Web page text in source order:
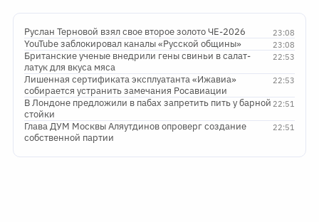
23:08
Руслан Терновой взял свое второе золото ЧЕ-2026
23:08
YouTube заблокировал каналы «Русской общины»
22:53
Британские ученые внедрили гены свиньи в салат-
латук для вкуса мяса
22:53
Лишенная сертификата эксплуатанта «Ижавиа»
собирается устранить замечания Росавиации
22:51
В Лондоне предложили в пабах запретить пить у барной
стойки
22:51
Глава ДУМ Москвы Аляутдинов опроверг создание
собственной партии